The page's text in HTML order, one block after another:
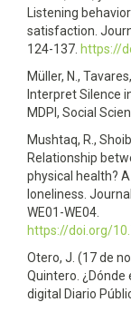
Listening
satisfaction.
124-137. https://
Müller, N.,
Interpret Silence
MDPI, Social
Mushtaq, R.,
Relationship
physical health?
loneliness.
WE01-WE04.
https://doi.org/
Otero, J. (17 de
Quintero.
digital Diario